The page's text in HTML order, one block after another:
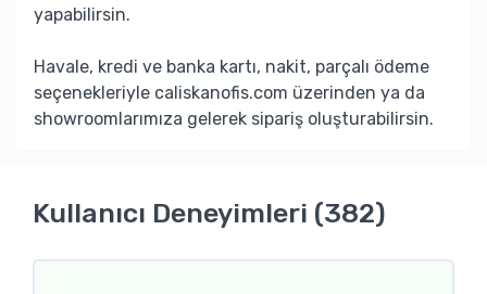
yapabilirsin.
Havale, kredi ve banka kartı, nakit, parçalı ödeme
seçenekleriyle caliskanofis.com üzerinden ya da
showroomlarımıza gelerek sipariş oluşturabilirsin.
Kullanıcı Deneyimleri (382)